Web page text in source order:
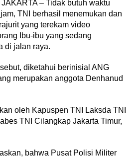
– Tidak butuh waktu
TNI berhasil menemukan dan
yang terekam video
Ibu-ibu yang sedang
di jalan raya.
diketahui berinisial ANG
merupakan anggota Denhanud
oleh Kapuspen TNI Laksda TNI
TNI Cilangkap Jakarta Timur,
bahwa Pusat Polisi Militer